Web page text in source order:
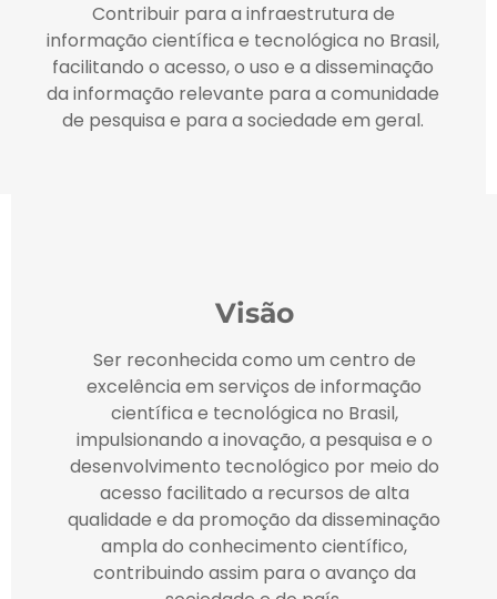
Contribuir para a infraestrutura de
informação científica e tecnológica no Brasil,
facilitando o acesso, o uso e a disseminação
da informação relevante para a comunidade
de pesquisa e para a sociedade em geral.
Visão
Ser reconhecida como um centro de
excelência em serviços de informação
científica e tecnológica no Brasil,
impulsionando a inovação, a pesquisa e o
desenvolvimento tecnológico por meio do
acesso facilitado a recursos de alta
qualidade e da promoção da disseminação
ampla do conhecimento científico,
contribuindo assim para o avanço da